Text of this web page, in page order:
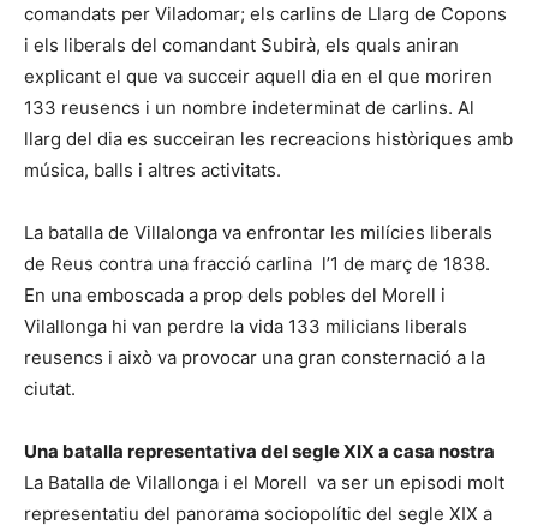
comandats per Viladomar; els carlins de Llarg de Copons
i els liberals del comandant Subirà, els quals aniran
explicant el que va succeir aquell dia en el que moriren
133 reusencs i un nombre indeterminat de carlins. Al
llarg del dia es succeiran les recreacions històriques amb
música, balls i altres activitats.
La batalla de Villalonga va enfrontar les milícies liberals
de Reus contra una fracció carlina l’1 de març de 1838.
En una emboscada a prop dels pobles del Morell i
Vilallonga hi van perdre la vida 133 milicians liberals
reusencs i això va provocar una gran consternació a la
ciutat.
Una batalla representativa del segle XIX a casa nostra
La Batalla de Vilallonga i el Morell va ser un episodi molt
representatiu del panorama sociopolític del segle XIX a